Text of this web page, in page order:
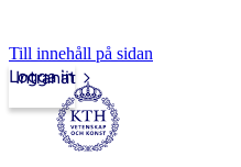
Till innehåll på sidan
Intranät
Logga in